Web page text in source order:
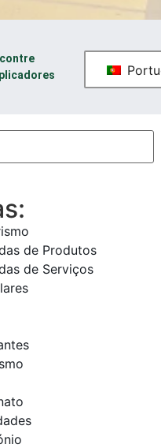
de Produtos
de Serviços